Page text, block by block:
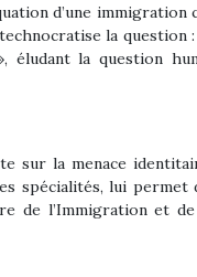
d’une immigration
la question
éludant la question
la menace
spécialités, lui permet
de l’Immigration et